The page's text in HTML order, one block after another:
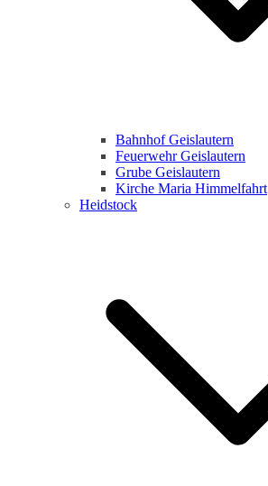
Bahnhof Geislautern
Feuerwehr Geislautern
Grube Geislautern
Kirche Maria Himmelfahrt
Heidstock